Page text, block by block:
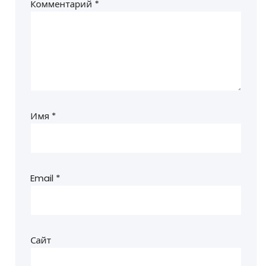
Комментарий *
Имя *
Email *
Сайт